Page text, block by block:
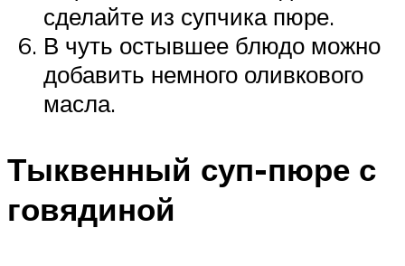
сделайте из супчика пюре.
В чуть остывшее блюдо можно
добавить немного оливкового
масла.
Тыквенный суп-пюре с
говядиной